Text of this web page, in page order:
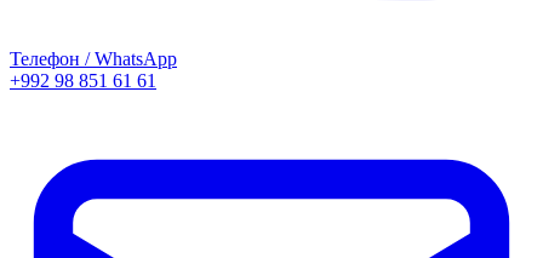
Телефон / WhatsApp
+992 98 851 61 61